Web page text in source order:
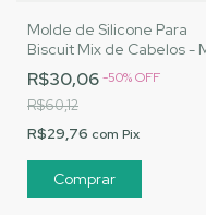
Molde de Silicone Para
Biscuit Mix de Cabelos -
Artesanatos |Cód. 2716
R$30,06-50%OFF
R$60,12
R$29,76 com Pix